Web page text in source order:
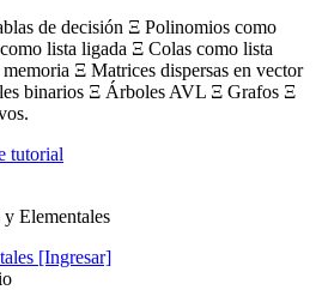
de decisión Ξ Polinomios como
lista ligada Ξ Colas como lista
Ξ Matrices dispersas en vector
binarios Ξ Árboles AVL Ξ Grafos Ξ
tutorial
Elementales
[Ingresar]